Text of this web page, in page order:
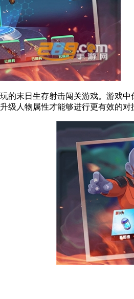
的末日生存射击闯关游戏。游戏
级人物属性才能够进行更有效的对